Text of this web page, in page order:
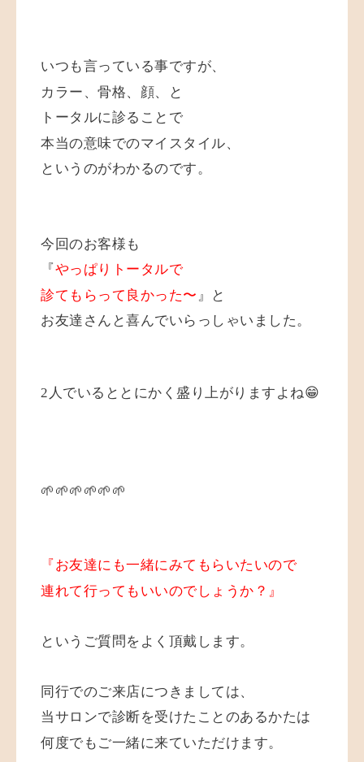
いつも言っている事ですが、
カラー、骨格、顔、と
トータルに診ることで
本当の意味でのマイスタイル、
というのがわかるのです。
今回のお客様も
『 やっぱりトータルで
診てもらって良かった〜 』と
お友達さんと喜んでいらっしゃいました。
2人でいるととにかく盛り上がりますよね😁
🌱🌱🌱🌱🌱🌱
『お友達にも一緒にみてもらいたいので
連れて行ってもいいのでしょうか？』
というご質問をよく頂戴します。
同行でのご来店につきましては、
当サロンで診断を受けたことのあるかたは
何度でもご一緒に来ていただけます。